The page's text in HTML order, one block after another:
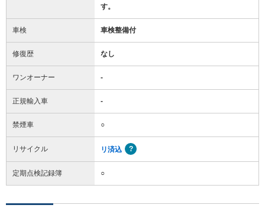
す。
車検 車検整備付
修復歴 なし
ワンオーナー -
正規輸入車 -
禁煙車 ○
リサイクル リ済込
定期点検記録簿 ○